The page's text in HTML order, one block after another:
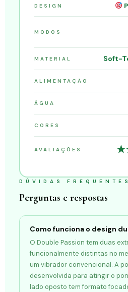
DESIGN
MODOS
MATERIAL Soft-
ALIMENTAÇÃO
ÁGUA
CORES
AVALIAÇÕES
DÚVIDAS FREQUENTES
Perguntas e respostas
Como funciona o design
O Double Passion tem duas
funcionalmente distintas no
um vibrador convencional. A
desenvolvida para atingir o
lado oposto tem formato